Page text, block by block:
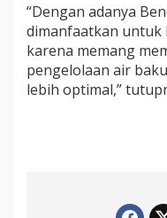
“Dengan adanya
dimanfaatkan untuk
karena memang
pengelolaan air
lebih optimal,”